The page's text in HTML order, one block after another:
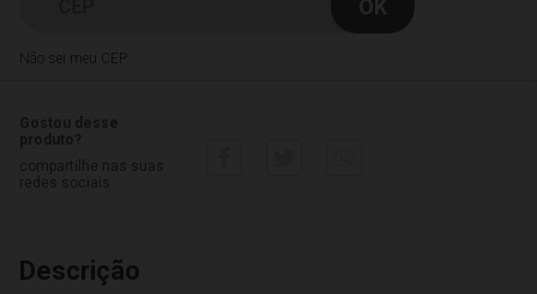
Não sei meu CEP
Descrição